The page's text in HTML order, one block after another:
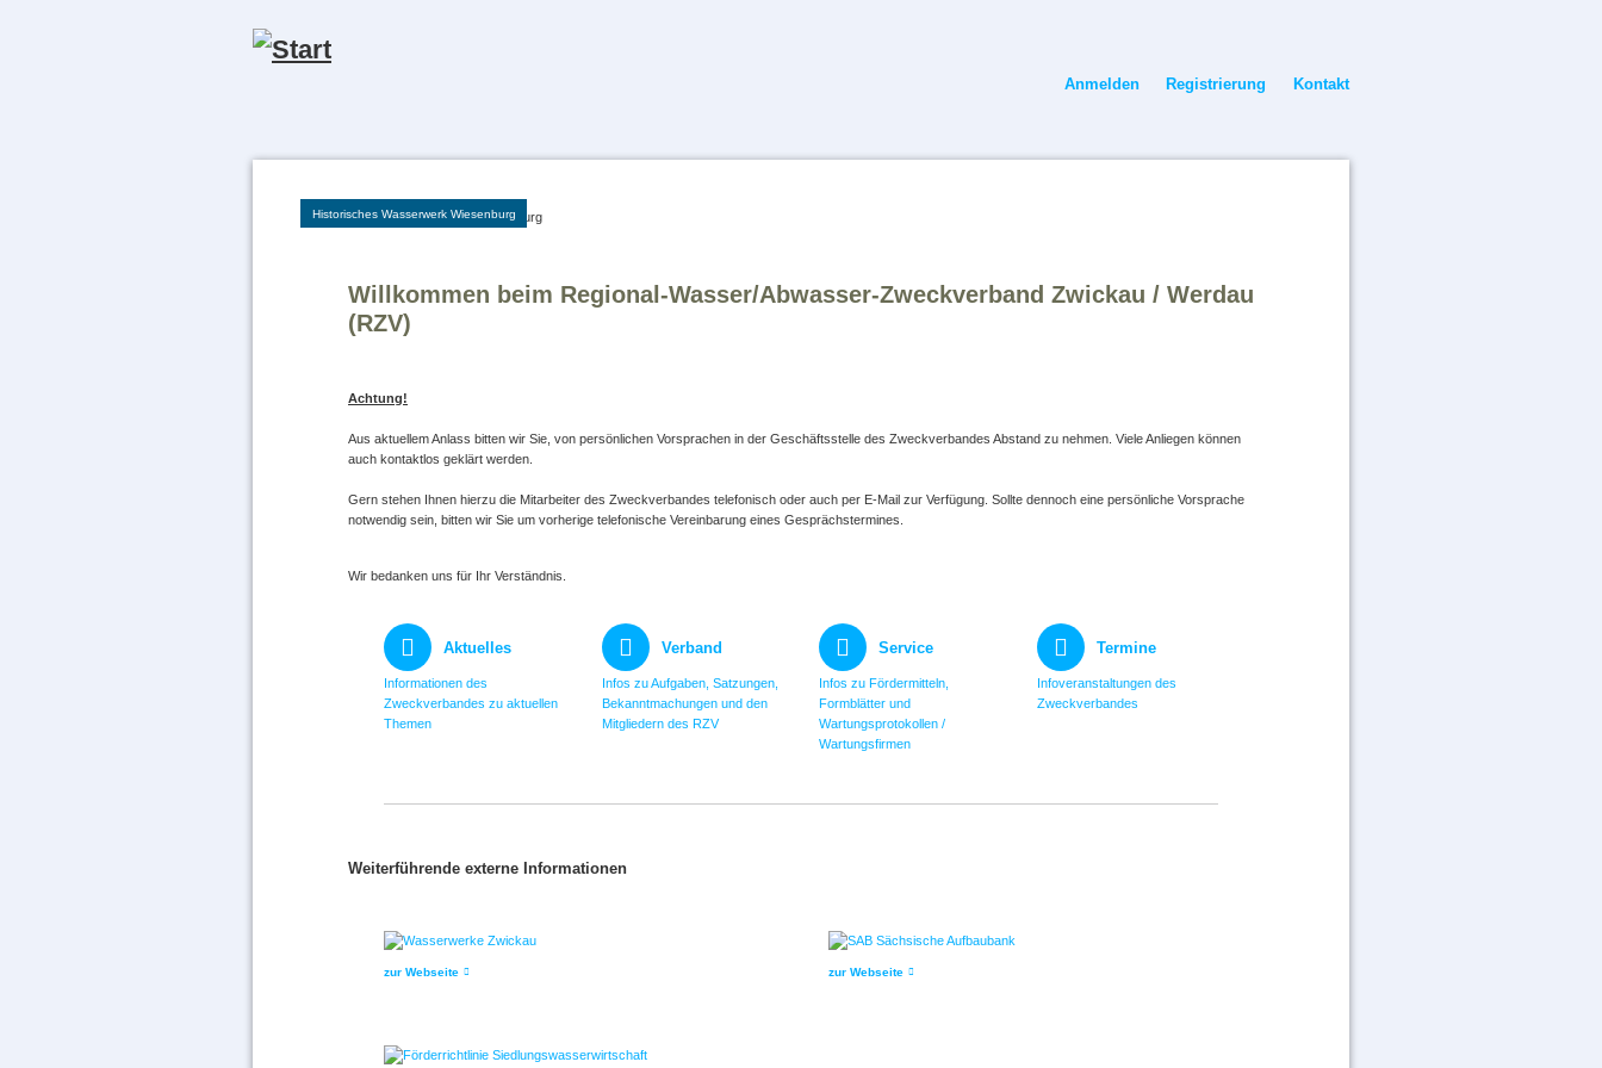
Navigation
Anmelden Registrierung Kontakt
überspringen
Historisches Wasserwerk Wiesenburg
Willkommen beim Regional-Wasser/Abwasser-Zweckverband Zwickau / Werdau
(RZV)
Achtung!
Aus aktuellem Anlass bitten wir Sie, von persönlichen Vorsprachen in der Geschäftsstelle des Zweckverbandes Abstand zu nehmen. Viele Anliegen können
auch kontaktlos geklärt werden.
Gern stehen Ihnen hierzu die Mitarbeiter des Zweckverbandes telefonisch oder auch per E-Mail zur Verfügung. Sollte dennoch eine persönliche Vorsprache
notwendig sein, bitten wir Sie um vorherige telefonische Vereinbarung eines Gesprächstermines.
Wir bedanken uns für Ihr Verständnis.
Aktuelles
Informationen des
Zweckverbandes zu aktuellen
Themen
Verband
Infos zu Aufgaben, Satzungen,
Bekanntmachungen und den
Mitgliedern des RZV
Service
Infos zu Fördermitteln,
Formblätter und
Wartungsprotokollen /
Wartungsfirmen
Termine
Infoveranstaltungen des
Zweckverbandes
Weiterführende externe Informationen
zur Webseite zur Webseite